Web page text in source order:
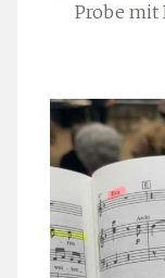
Probe mit